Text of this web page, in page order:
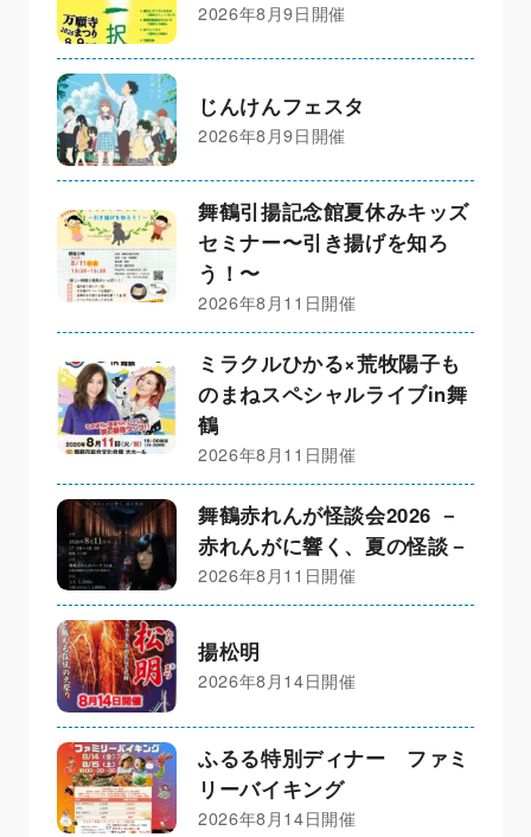
2026年8月9日開催
じんけんフェスタ
2026年8月9日開催
舞鶴引揚記念館夏休みキッズ
セミナー〜引き揚げを知ろ
う！〜
2026年8月11日開催
ミラクルひかる×荒牧陽子も
のまねスペシャルライブin舞
鶴
2026年8月11日開催
舞鶴赤れんが怪談会2026 －
赤れんがに響く、夏の怪談－
2026年8月11日開催
揚松明
2026年8月14日開催
ふるる特別ディナー ファミ
リーバイキング
2026年8月14日開催